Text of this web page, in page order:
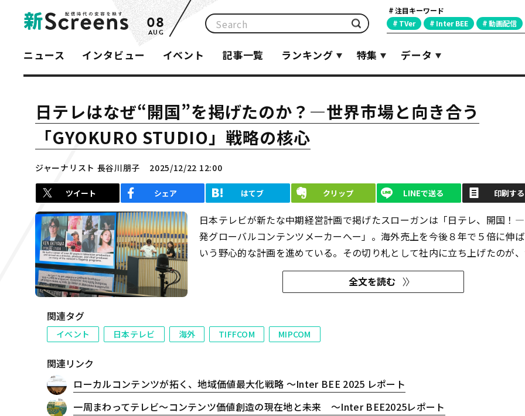
08
AUG
注目キーワード
TVer
Inter BEE 動画配信
ニュース インタビュー イベント 記事一覧 ランキング 特集 データ
日テレはなぜ“開国”を掲げたのか？―世界市場と向き合う
「GYOKURO STUDIO」戦略の核心
ジャーナリスト 長谷川朋子 2025/12/22 12:00
ツイート シェア はてブ クリップ LINEで送る 印刷する
日本テレビが新たな中期経営計画で掲げたスローガンは「日テレ、開国！
発グローバルコンテンツメーカーへー」。海外売上を今後８年で５倍に伸
いう野心的な計画を進めている。その切り札として社内に立ち上げたのが
市場向けフォーマット制作スタジオ「GYOKURO STUDIO」である。世界基
バラエティ企画を専属スタジオという...全文を読む
関連タグ
イベント 日本テレビ 海外 TIFFCOM MIPCOM
関連リンク
ローカルコンテンツが拓く、地域価値最大化戦略 〜Inter BEE 2025 レポート
一周まわってテレビ〜コンテンツ価値創造の現在地と未来 〜Inter BEE2025レポート